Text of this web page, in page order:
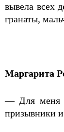
вывела всех
гранаты,
Маргарита
— Для меня
призывники и